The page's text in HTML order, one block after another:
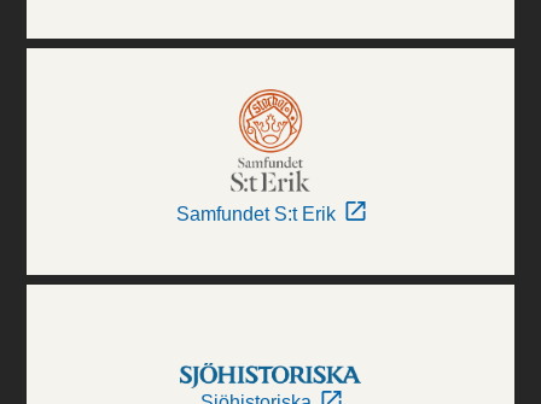
Samfundet S:t Erik